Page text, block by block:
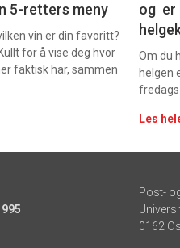
5-retters meny
vin er din favoritt?
for å vise deg hvor
faktisk har, sammen
og er
Om du
helgen
Les
Post-
0162